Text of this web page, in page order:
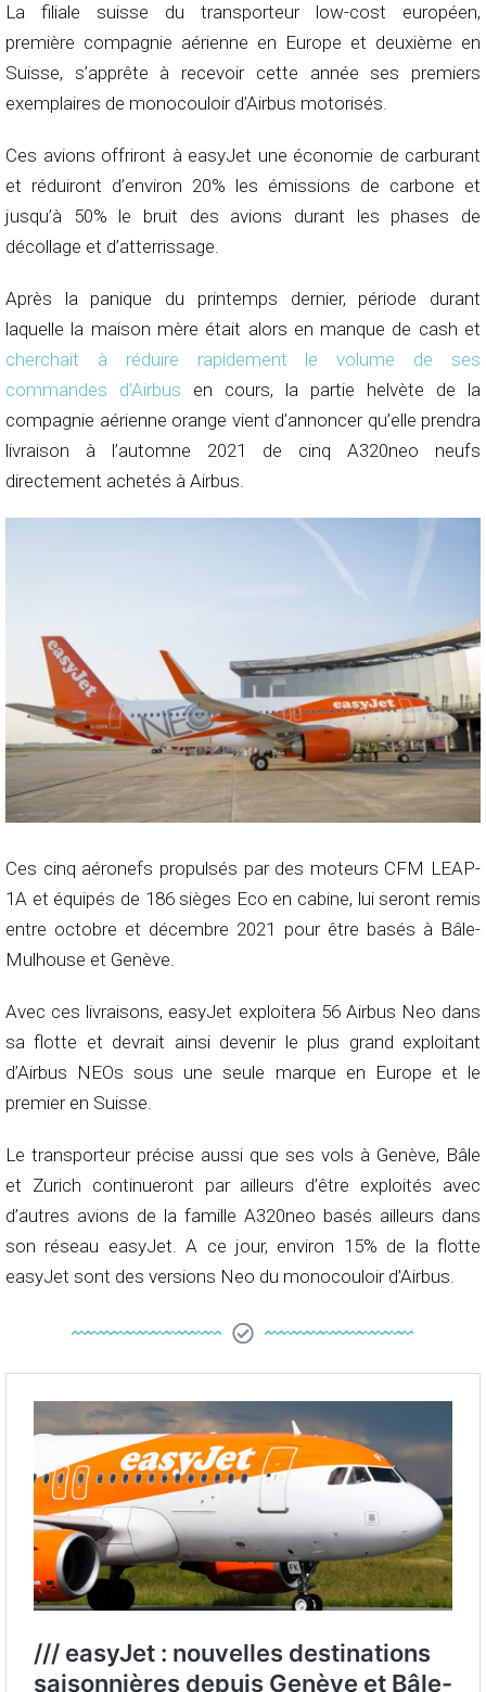
La filiale suisse du transporteur low-cost européen,
première compagnie aérienne en Europe et deuxième en
Suisse, s’apprête à recevoir cette année ses premiers
exemplaires de monocouloir d’Airbus motorisés.
Ces avions offriront à easyJet une économie de carburant
et réduiront d’environ 20% les émissions de carbone et
jusqu’à 50% le bruit des avions durant les phases de
décollage et d’atterrissage.
Après la panique du printemps dernier, période durant
laquelle la maison mère était alors en manque de cash et
cherchait à réduire rapidement le volume de ses
commandes d’Airbus en cours, la partie helvète de la
compagnie aérienne orange vient d’annoncer qu’elle prendra
livraison à l’automne 2021 de cinq A320neo neufs
directement achetés à Airbus.
Ces cinq aéronefs propulsés par des moteurs CFM LEAP-
1A et équipés de 186 sièges Eco en cabine, lui seront remis
entre octobre et décembre 2021 pour être basés à Bâle-
Mulhouse et Genève.
Avec ces livraisons, easyJet exploitera 56 Airbus Neo dans
sa flotte et devrait ainsi devenir le plus grand exploitant
d’Airbus NEOs sous une seule marque en Europe et le
premier en Suisse.
Le transporteur précise aussi que ses vols à Genève, Bâle
et Zurich continueront par ailleurs d’être exploités avec
d’autres avions de la famille A320neo basés ailleurs dans
son réseau easyJet. A ce jour, environ 15% de la flotte
easyJet sont des versions Neo du monocouloir d’Airbus.